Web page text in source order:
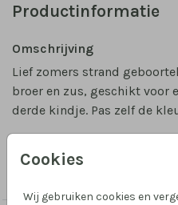
Cookies
Wij gebruiken cookies en
Productinformatie
Omschrijving
Lief zomers strand
broer en zus, geschikt voor
derde kindje. Pas zelf de
Collectie